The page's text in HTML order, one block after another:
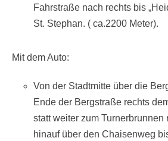
Fahrstraße nach rechts bis
St. Stephan. ( ca.2200 Meter).
Mit dem Auto:
Von der Stadtmitte über die
Ende der Bergstraße rechts
statt weiter zum Turnerbrunnen
hinauf über den Chaisenweg